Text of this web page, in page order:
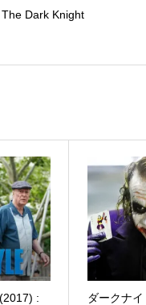
Dark Knight
:
ダークナ